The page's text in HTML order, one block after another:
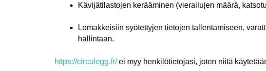
Kävijätilastojen kerääminen (vierailujen määrä,
Lomakkeisiin syötettyjen tietojen tallentamiseen,
hallintaan.
https://circulegg.fr/ei myy henkilötietojasi, joten niitä